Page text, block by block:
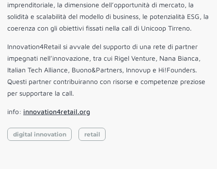
imprenditoriale, la dimensione dell’opportunità di mercato, la
solidità e scalabilità del modello di business, le potenzialità ESG, la
coerenza con gli obiettivi fissati nella call di Unicoop Tirreno.
Innovation4Retail si avvale del supporto di una rete di partner
impegnati nell’innovazione, tra cui Rigel Venture, Nana Bianca,
Italian Tech Alliance, Buono&Partners, Innovup e Hi!Founders.
Questi partner contribuiranno con risorse e competenze preziose
per supportare la call.
info: innovation4retail.org
digital innovation retail